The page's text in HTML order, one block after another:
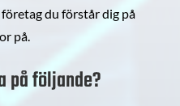
du förstår dig på
på.
på följande?